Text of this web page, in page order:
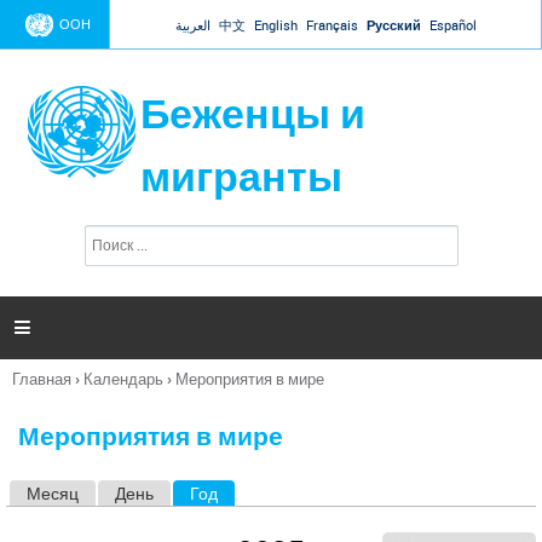
Jump to navigation
ООН العربية 中文 English Français Русский Español
Беженцы и
мигранты
п
и

Вы
Главная › Календарь › Мероприятия в мире
Мероприятия в мире
Месяц День Год